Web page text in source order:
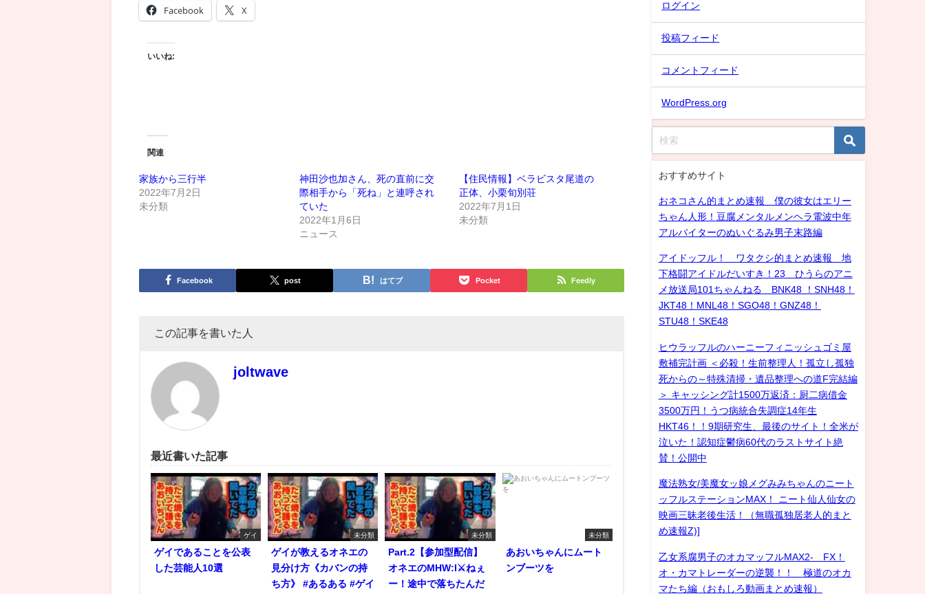
Facebook X
いいね:
関連
家族から三行半
2022年7月2日
未分類
神田沙也加さん、死の直前に交
際相手から「死ね」と連呼され
ていた
2022年1月6日
ニュース
【住民情報】ベラビスタ尾道の
正体、小栗旬別荘
2022年7月1日
未分類
Facebook post はてブ Pocket Feedly
この記事を書いた人
joltwave
最近書いた記事
ゲイ
ゲイであることを公表
した芸能人10選
未分類
ゲイが教えるオネエの
見分け方《カバンの持
ち方》 #あるある #ゲイ
未分類
Part.2【参加型配信】
オネエのMHW:I⚔️ねぇ
ー！途中で落ちたんだ
未分類
あおいちゃんにムート
ンブーツを
ログイン
投稿フィード
コメントフィード
WordPress.org
おすすめサイト
おネコさん的まとめ速報 僕の彼女はエリー
ちゃん人形！豆腐メンタルメンヘラ電波中年
アルバイターのぬいぐるみ男子末路編
アイドッフル！ ワタクシ的まとめ速報 地
下格闘アイドルだいすき！23 ひうらのアニ
メ放送局101ちゃんねる BNK48 ！SNH48！
JKT48！MNL48！SGO48！GNZ48！
STU48！SKE48
ヒウラッフルのハーニーフィニッシュゴミ屋
敷補完計画 ＜必殺！生前整理人！孤立し孤独
死からの～特殊清掃・遺品整理への道F完結編
＞ キャッシング計1500万返済：厨二病借金
3500万円！うつ病統合失調症14年生
HKT46！！9期研究生、最後のサイト！全米が
泣いた！認知症鬱病60代のラストサイト絶
賛！公開中
魔法熟女/美魔女ッ娘メグみみちゃんのニート
ッフルステーションMAX！ ニート仙人仙女の
映画三昧老後生活！（無職孤独居老人的まと
め速報Z)]
乙女系腐男子のオカマッフルMAX2- FX！
オ・カマトレーダーの逆襲！！ 極道のオカ
マたち編（おもしろ動画まとめ速報）